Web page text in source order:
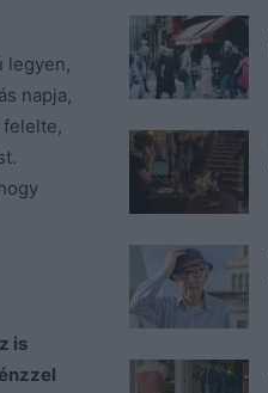
legyen,
napja,
is